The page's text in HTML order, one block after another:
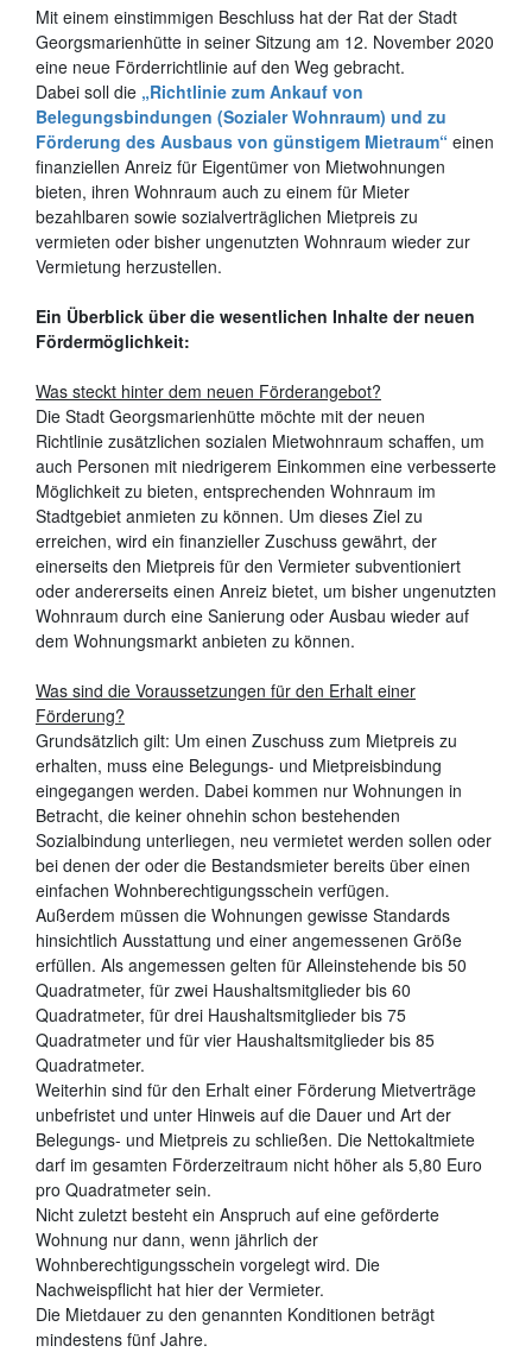
Mit einem einstimmigen Beschluss hat der Rat der Stadt
Georgsmarienhütte in seiner Sitzung am 12. November 2020
eine neue Förderrichtlinie auf den Weg gebracht.
Dabei soll die „Richtlinie zum Ankauf von
Belegungsbindungen (Sozialer Wohnraum) und zu
Förderung des Ausbaus von günstigem Mietraum“ einen
finanziellen Anreiz für Eigentümer von Mietwohnungen
bieten, ihren Wohnraum auch zu einem für Mieter
bezahlbaren sowie sozialverträglichen Mietpreis zu
vermieten oder bisher ungenutzten Wohnraum wieder zur
Vermietung herzustellen.
Ein Überblick über die wesentlichen Inhalte der neuen
Fördermöglichkeit:
Was steckt hinter dem neuen Förderangebot?
Die Stadt Georgsmarienhütte möchte mit der neuen
Richtlinie zusätzlichen sozialen Mietwohnraum schaffen, um
auch Personen mit niedrigerem Einkommen eine verbesserte
Möglichkeit zu bieten, entsprechenden Wohnraum im
Stadtgebiet anmieten zu können. Um dieses Ziel zu
erreichen, wird ein finanzieller Zuschuss gewährt, der
einerseits den Mietpreis für den Vermieter subventioniert
oder andererseits einen Anreiz bietet, um bisher ungenutzten
Wohnraum durch eine Sanierung oder Ausbau wieder auf
dem Wohnungsmarkt anbieten zu können.
Was sind die Voraussetzungen für den Erhalt einer
Förderung?
Grundsätzlich gilt: Um einen Zuschuss zum Mietpreis zu
erhalten, muss eine Belegungs- und Mietpreisbindung
eingegangen werden. Dabei kommen nur Wohnungen in
Betracht, die keiner ohnehin schon bestehenden
Sozialbindung unterliegen, neu vermietet werden sollen oder
bei denen der oder die Bestandsmieter bereits über einen
einfachen Wohnberechtigungsschein verfügen.
Außerdem müssen die Wohnungen gewisse Standards
hinsichtlich Ausstattung und einer angemessenen Größe
erfüllen. Als angemessen gelten für Alleinstehende bis 50
Quadratmeter, für zwei Haushaltsmitglieder bis 60
Quadratmeter, für drei Haushaltsmitglieder bis 75
Quadratmeter und für vier Haushaltsmitglieder bis 85
Quadratmeter.
Weiterhin sind für den Erhalt einer Förderung Mietverträge
unbefristet und unter Hinweis auf die Dauer und Art der
Belegungs- und Mietpreis zu schließen. Die Nettokaltmiete
darf im gesamten Förderzeitraum nicht höher als 5,80 Euro
pro Quadratmeter sein.
Nicht zuletzt besteht ein Anspruch auf eine geförderte
Wohnung nur dann, wenn jährlich der
Wohnberechtigungsschein vorgelegt wird. Die
Nachweispflicht hat hier der Vermieter.
Die Mietdauer zu den genannten Konditionen beträgt
mindestens fünf Jahre.